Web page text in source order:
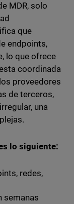
MDR, solo
que
endpoints,
lo que ofrece
coordinada
proveedores
de terceros,
una
lo siguiente:
redes,
semanas